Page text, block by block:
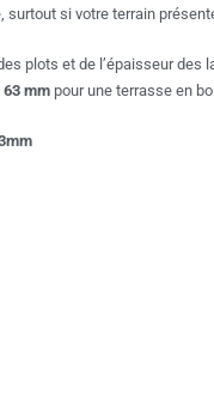
si votre terrain
plots et de l’épaisseur
63 mm pour une terrasse en